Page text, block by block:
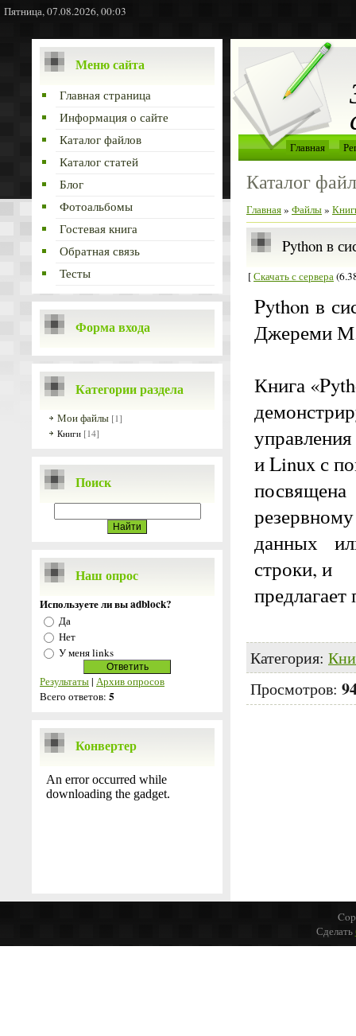
Пятница, 07.08.2026, 00:03
Меню сайта
Главная страница
Информация о сайте
Каталог файлов
Каталог статей
Блог
Фотоальбомы
Гостевая книга
Обратная связь
Тесты
Форма входа
Категории раздела
Мои файлы [1]
Книги [14]
Поиск
Наш опрос
Используете ли вы adblock?
Да
Нет
У меня links
Результаты| Архив опросов
Всего ответов: 5
Конвертер
Главная
Каталог
Главная» Файлы»
Python в
[Скачать с сервера
Python в
Джереми
Книга
и Linux с
данных
строки, и
Категория:
Просмотров:
Сделать